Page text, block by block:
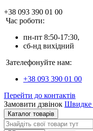
+38 093 390 01 00
Час роботи:
пн-пт 8:50-17:30,
сб-нд вихідний
Зателефонуйте нам:
+38 093 390 01 00
Перейти до контактів
Замовити дзвінок Швидке
Каталог товарів